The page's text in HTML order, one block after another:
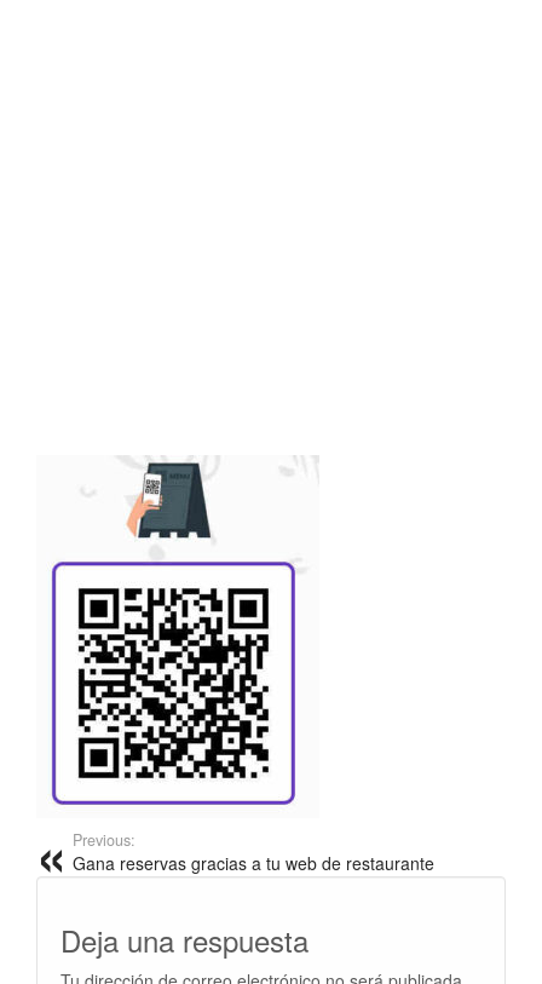
Previous:
Gana reservas gracias a tu web de restaurante
Deja una respuesta